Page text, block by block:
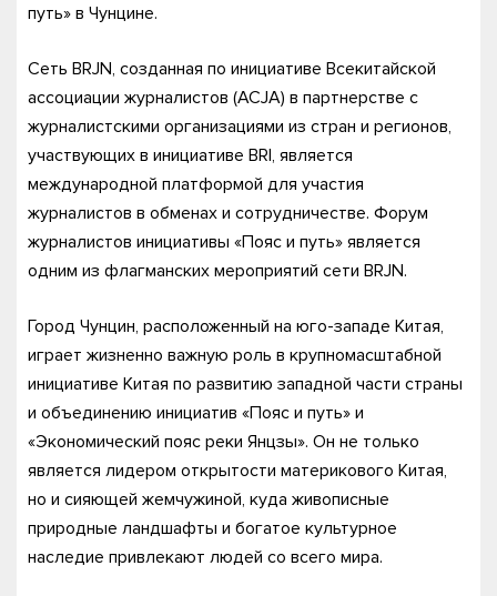
путь» в Чунцине.
Сеть BRJN, созданная по инициативе Всекитайской
ассоциации журналистов (ACJA) в партнерстве с
журналистскими организациями из стран и регионов,
участвующих в инициативе BRI, является
международной платформой для участия
журналистов в обменах и сотрудничестве. Форум
журналистов инициативы «Пояс и путь» является
одним из флагманских мероприятий сети BRJN.
Город Чунцин, расположенный на юго-западе Китая,
играет жизненно важную роль в крупномасштабной
инициативе Китая по развитию западной части страны
и объединению инициатив «Пояс и путь» и
«Экономический пояс реки Янцзы». Он не только
является лидером открытости материкового Китая,
но и сияющей жемчужиной, куда живописные
природные ландшафты и богатое культурное
наследие привлекают людей со всего мира.